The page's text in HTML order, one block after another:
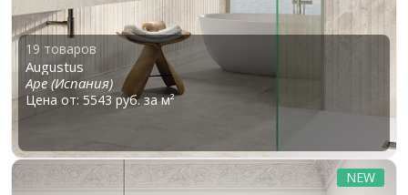
19 товаров
Augustus
Ape (Испания)
Цена от: 5543 руб. за м²
NEW